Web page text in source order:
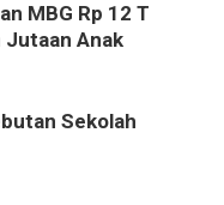
MBG Rp 12 T
Jutaan Anak
Sekolah